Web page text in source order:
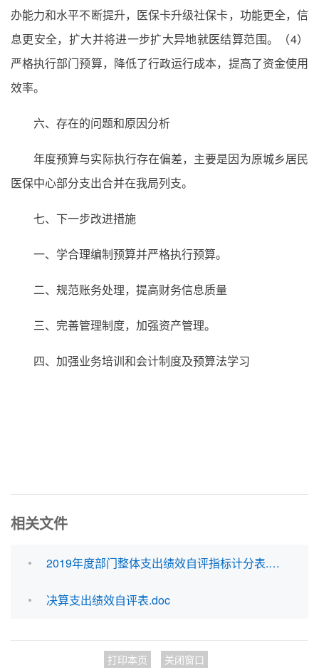
办能力和水平不断提升，医保卡升级社保卡，功能更全，信
息更安全，扩大并将进一步扩大异地就医结算范围。（4）
严格执行部门预算，降低了行政运行成本，提高了资金使用
效率。
六、存在的问题和原因分析
年度预算与实际执行存在偏差，主要是因为原城乡居民
医保中心部分支出合并在我局列支。
七、下一步改进措施
一、学合理编制预算并严格执行预算。
二、规范账务处理，提高财务信息质量
三、完善管理制度，加强资产管理。
四、加强业务培训和会计制度及预算法学习
相关文件
2019年度部门整体支出绩效自评指标计分表.doc
决算支出绩效自评表.doc
打印本页 关闭窗口